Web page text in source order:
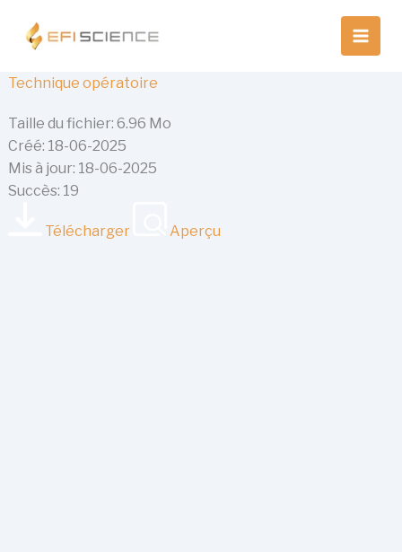
contenu
Technique opératoire
Taille du fichier: 6.96 Mo
Créé: 18-06-2025
Mis à jour: 18-06-2025
Succès: 19
Télécharger Aperçu